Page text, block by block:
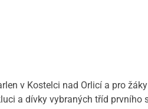
v Kostelci nad Orlicí a pro
a dívky vybraných tříd prvního